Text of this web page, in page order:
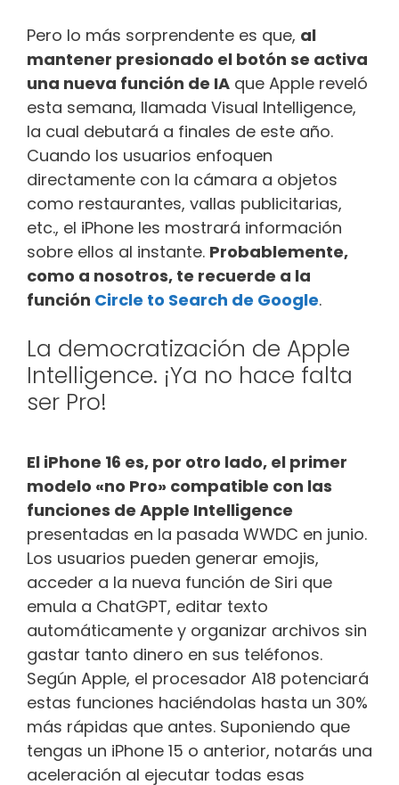
Pero lo más sorprendente es que, al
mantener presionado el botón se activa
una nueva función de IA que Apple reveló
esta semana, llamada Visual Intelligence,
la cual debutará a finales de este año.
Cuando los usuarios enfoquen
directamente con la cámara a objetos
como restaurantes, vallas publicitarias,
etc., el iPhone les mostrará información
sobre ellos al instante. Probablemente,
como a nosotros, te recuerde a la
función Circle to Search de Google.
La democratización de Apple
Intelligence. ¡Ya no hace falta
ser Pro!
El iPhone 16 es, por otro lado, el primer
modelo «no Pro» compatible con las
funciones de Apple Intelligence
presentadas en la pasada WWDC en junio.
Los usuarios pueden generar emojis,
acceder a la nueva función de Siri que
emula a ChatGPT, editar texto
automáticamente y organizar archivos sin
gastar tanto dinero en sus teléfonos.
Según Apple, el procesador A18 potenciará
estas funciones haciéndolas hasta un 30%
más rápidas que antes. Suponiendo que
tengas un iPhone 15 o anterior, notarás una
aceleración al ejecutar todas esas